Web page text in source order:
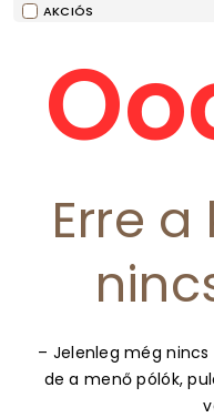
AKCIÓS
Erre
– Jelenleg még
de a menő pólók,